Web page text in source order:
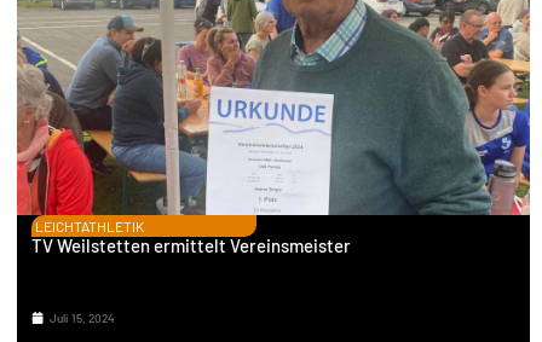
LEICHTATHLETIK
TV Weilstetten ermittelt Vereinsmeister
Juli 15, 2024